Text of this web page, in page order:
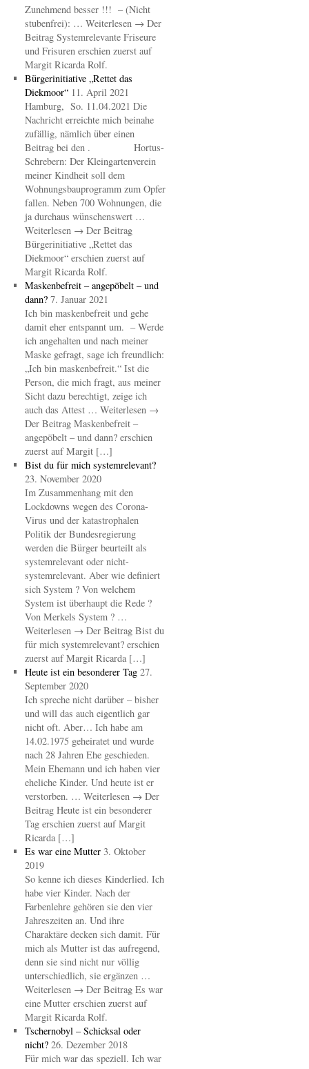
Zunehmend besser !!! – (Nicht
stubenfrei): … Weiterlesen → Der
Beitrag Systemrelevante Friseure
und Frisuren erschien zuerst auf
Margit Ricarda Rolf.
Bürgerinitiative „Rettet das
Diekmoor“ 11. April 2021
Hamburg, So. 11.04.2021 Die
Nachricht erreichte mich beinahe
zufällig, nämlich über einen
Beitrag bei den . Hortus-
Schrebern: Der Kleingartenverein
meiner Kindheit soll dem
Wohnungsbauprogramm zum Opfer
fallen. Neben 700 Wohnungen, die
ja durchaus wünschenswert …
Weiterlesen → Der Beitrag
Bürgerinitiative „Rettet das
Diekmoor“ erschien zuerst auf
Margit Ricarda Rolf.
Maskenbefreit – angepöbelt – und
dann? 7. Januar 2021
Ich bin maskenbefreit und gehe
damit eher entspannt um. – Werde
ich angehalten und nach meiner
Maske gefragt, sage ich freundlich:
„Ich bin maskenbefreit.“ Ist die
Person, die mich fragt, aus meiner
Sicht dazu berechtigt, zeige ich
auch das Attest … Weiterlesen →
Der Beitrag Maskenbefreit –
angepöbelt – und dann? erschien
zuerst auf Margit […]
Bist du für mich systemrelevant?
23. November 2020
Im Zusammenhang mit den
Lockdowns wegen des Corona-
Virus und der katastrophalen
Politik der Bundesregierung
werden die Bürger beurteilt als
systemrelevant oder nicht-
systemrelevant. Aber wie definiert
sich System ? Von welchem
System ist überhaupt die Rede ?
Von Merkels System ? …
Weiterlesen → Der Beitrag Bist du
für mich systemrelevant? erschien
zuerst auf Margit Ricarda […]
Heute ist ein besonderer Tag 27.
September 2020
Ich spreche nicht darüber – bisher
und will das auch eigentlich gar
nicht oft. Aber… Ich habe am
14.02.1975 geheiratet und wurde
nach 28 Jahren Ehe geschieden.
Mein Ehemann und ich haben vier
eheliche Kinder. Und heute ist er
verstorben. … Weiterlesen → Der
Beitrag Heute ist ein besonderer
Tag erschien zuerst auf Margit
Ricarda […]
Es war eine Mutter 3. Oktober
2019
So kenne ich dieses Kinderlied. Ich
habe vier Kinder. Nach der
Farbenlehre gehören sie den vier
Jahreszeiten an. Und ihre
Charaktäre decken sich damit. Für
mich als Mutter ist das aufregend,
denn sie sind nicht nur völlig
unterschiedlich, sie ergänzen …
Weiterlesen → Der Beitrag Es war
eine Mutter erschien zuerst auf
Margit Ricarda Rolf.
Tschernobyl – Schicksal oder
nicht? 26. Dezember 2018
Für mich war das speziell. Ich war